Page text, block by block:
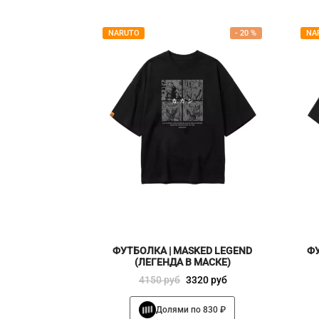
- 20 %
NARUTO
ФУТБОЛКА | MASKED LEGEND
(ЛЕГЕНДА В МАСКЕ)
4150руб
Первоначальная
цена
составляла
3320руб
Текущая
цена:
3320 рубДолями по 830 ₽